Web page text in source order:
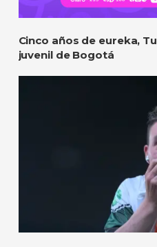
Cinco años de eureka,
juvenil de Bogotá